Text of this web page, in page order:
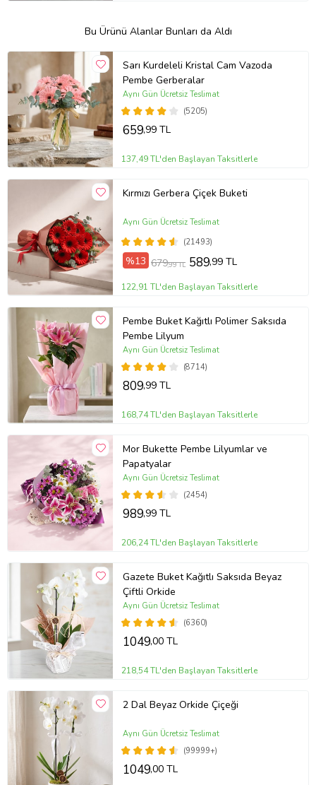
Bu Ürünü Alanlar Bunları da Aldı
Sarı Kurdeleli Kristal Cam Vazoda
Pembe Gerberalar
(5205)
Aynı Gün Ücretsiz Teslimat
659,99 TL
137,49 TL'den Başlayan Taksitlerle
Kırmızı Gerbera Çiçek Buketi
(21493)
Aynı Gün Ücretsiz Teslimat
%13 679,99 TL 589,99 TL
122,91 TL'den Başlayan Taksitlerle
Pembe Buket Kağıtlı Polimer Saksıda
Pembe Lilyum
(8714)
Aynı Gün Ücretsiz Teslimat
809,99 TL
168,74 TL'den Başlayan Taksitlerle
Mor Bukette Pembe Lilyumlar ve
Papatyalar
(2454)
Aynı Gün Ücretsiz Teslimat
989,99 TL
206,24 TL'den Başlayan Taksitlerle
Gazete Buket Kağıtlı Saksıda Beyaz
Çiftli Orkide
(6360)
Aynı Gün Ücretsiz Teslimat
1049,00 TL
218,54 TL'den Başlayan Taksitlerle
2 Dal Beyaz Orkide Çiçeği
(99999+)
Aynı Gün Ücretsiz Teslimat
1049,00 TL